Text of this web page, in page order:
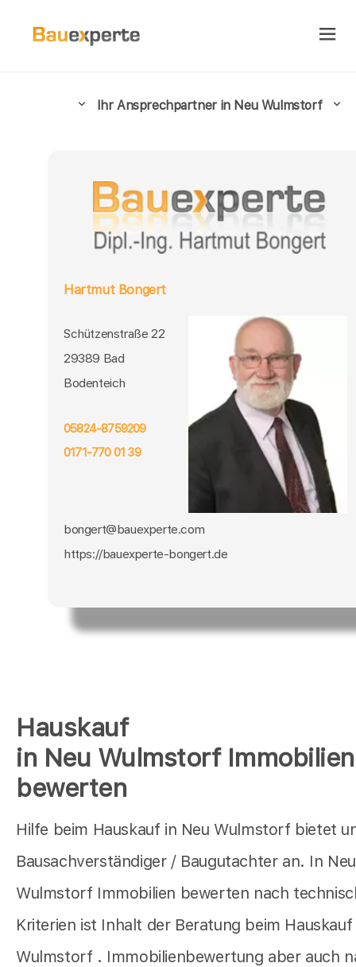
Hauskauf
in Neu Wulmstorf Immobilien
bewerten
Hilfe beim Hauskauf in Neu Wulmstorf bietet
Bausachverständiger / Baugutachter an. In Neu
Wulmstorf Immobilien bewerten nach
Kriterien ist Inhalt der Beratung beim Hauskauf
Wulmstorf . Immobilienbewertung aber auch
Ihr Ansprechpartner in Neu Wulmstorf
Hartmut Bongert
Schützenstraße 22
29389 Bad
Bodenteich
05824-8759209
0171-770 01 39
bongert@bauexperte.com
https://bauexperte-bongert.de